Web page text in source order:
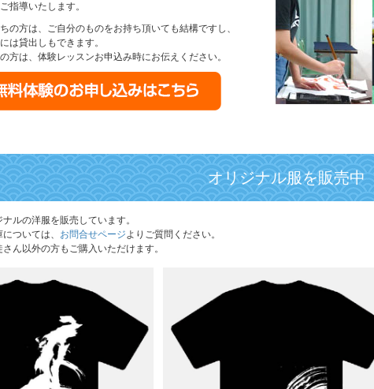
指導いたします。
の方は、ご自分のものをお持ち頂いても結構ですし、
は貸出しもできます。
方は、体験レッスンお申込み時にお伝えください。
オリジナル服を販売中
ルの洋服を販売しています。
ついては、 お問合せページよりご質問ください。
ん以外の方もご購入いただけます。